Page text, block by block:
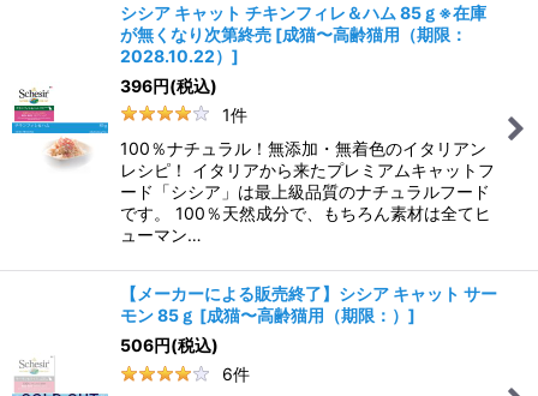
シシア キャット チキンフィレ＆ハム 85ｇ※在庫
が無くなり次第終売 [成猫〜高齢猫用（期限：
2028.10.22） ]
396円(税込)
1件
100％ナチュラル！無添加・無着色のイタリアン
レシピ！ イタリアから来たプレミアムキャットフ
ード「シシア」は最上級品質のナチュラルフード
です。 100％天然成分で、もちろん素材は全てヒ
ューマン…
【メーカーによる販売終了】シシア キャット サー
モン 85ｇ [成猫〜高齢猫用（期限：） ]
506円(税込)
6件